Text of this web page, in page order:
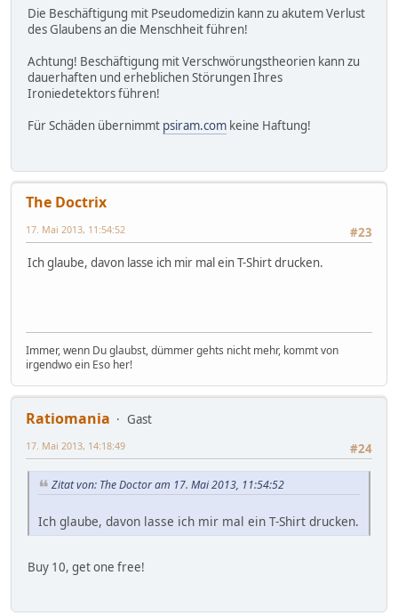
Die Beschäftigung mit Pseudomedizin kann zu akutem Verlust
des Glaubens an die Menschheit führen!
Achtung! Beschäftigung mit Verschwörungstheorien kann zu
dauerhaften und erheblichen Störungen Ihres
Ironiedetektors führen!
Für Schäden übernimmt psiram.com keine Haftung!
The Doctrix
#23
17. Mai 2013, 11:54:52
Ich glaube, davon lasse ich mir mal ein T-Shirt drucken.
Immer, wenn Du glaubst, dümmer gehts nicht mehr, kommt von
irgendwo ein Eso her!
Ratiomania
Gast
#24
17. Mai 2013, 14:18:49
Zitat von: The Doctor am 17. Mai 2013, 11:54:52
Ich glaube, davon lasse ich mir mal ein T-Shirt drucken.
Buy 10, get one free!